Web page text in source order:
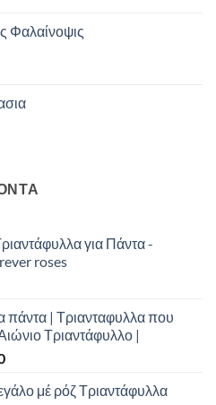
Φαλαίνοψις
για Πάντα -
roses
πάντα | Τριανταφυλλα που
Τριαντάφυλλο |
Η
τιμήμέ ρόζ Τριαντάφυλλα